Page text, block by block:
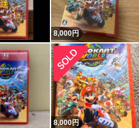
8,000円
8,000円